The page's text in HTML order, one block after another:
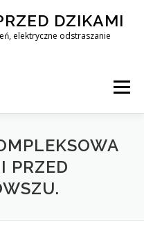
DZIKAMI
elektryczne odstraszanie
Menu
DZIKAMI • WARSZAWA
PRZED